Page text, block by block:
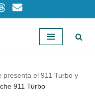
presenta el 911 Turbo y
911 Turbo